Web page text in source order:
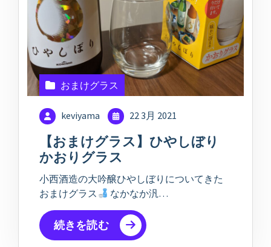
おまけグラス
keviyama 22 3月 2021
【おまけグラス】ひやしぼり
かおりグラス
小西酒造の大吟醸ひやしぼりについてきた
おまけグラス
なかなか汎…
続きを読む